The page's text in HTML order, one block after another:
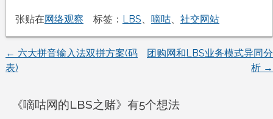
张贴在网络观察 标签： LBS、 嘀咕、 社交网站
文
← 六大拼音输入法双拼方案(码
表)
团购网和LBS业务模式异同分
析 →
《嘀咕网的LBS之赌》有5个想法